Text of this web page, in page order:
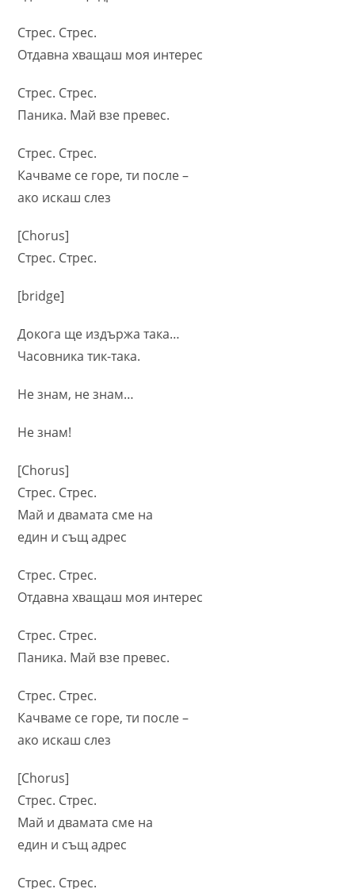
Стрес. Стрес.
Отдавна хващаш моя интерес
Стрес. Стрес.
Паника. Май взе превес.
Стрес. Стрес.
Качваме се горе, ти после –
ако искаш слез
[Chorus]
Стрес. Стрес.
[bridge]
Докога ще издържа така…
Часовника тик-така.
Не знам, не знам…
Не знам!
[Chorus]
Стрес. Стрес.
Май и двамата сме на
един и същ адрес
Стрес. Стрес.
Отдавна хващаш моя интерес
Стрес. Стрес.
Паника. Май взе превес.
Стрес. Стрес.
Качваме се горе, ти после –
ако искаш слез
[Chorus]
Стрес. Стрес.
Май и двамата сме на
един и същ адрес
Стрес. Стрес.